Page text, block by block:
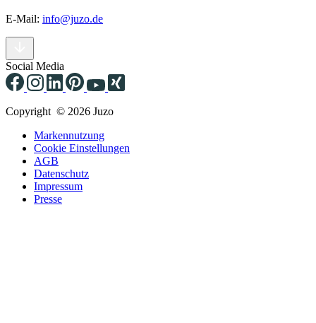
E-Mail: info@juzo.de
Social Media
Copyright © 2026 Juzo
Markennutzung
Cookie Einstellungen
AGB
Datenschutz
Impressum
Presse